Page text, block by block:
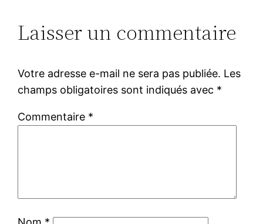
Laisser un commentaire
Votre adresse e-mail ne sera pas publiée. Les
champs obligatoires sont indiqués avec *
Commentaire *